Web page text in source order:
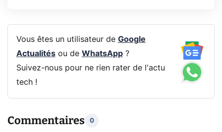
Vous êtes un utilisateur de Google
Actualitésou de WhatsApp?
Suivez-nous pour ne rien rater de l'actu
tech !
Commentaires 0